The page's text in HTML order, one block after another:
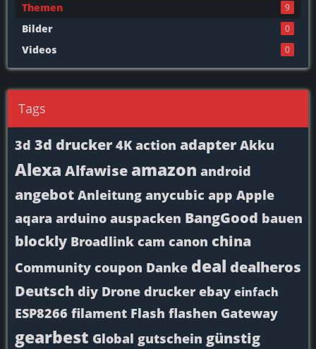
Themen 9
Bilder 0
Videos 0
Tags
3d 3d drucker 4K action adapter Akku
Alexa Alfawiseamazon android
angebot Anleitung anycubic app Apple
aqara arduino auspacken BangGood bauen
blockly Broadlink cam canon china
Community coupon Danke deal dealheros
Deutsch diy Drone drucker ebay einfach
ESP8266 filament Flash flashen Gateway
gearbest Global gutschein günstig